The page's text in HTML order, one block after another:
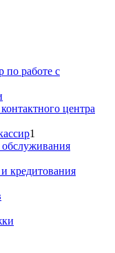
работе с
центра
1
обслуживания
кредитования